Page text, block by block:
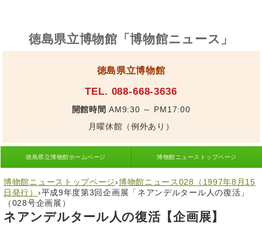
徳島県立博物館「博物館ニュース」
徳島県立博物館
TEL. 088-668-3636
開館時間 AM9:30 ～ PM17:00
月曜休館（例外あり）
徳島県立博物館ホームページ 博物館ニューストップページ
博物館ニューストップページ›博物館ニュース028（1997年8月15
日発行） ›平成9年度第3回企画展「ネアンデルタール人の復活」
（028号企画展）
ネアンデルタール人の復活【企画展】